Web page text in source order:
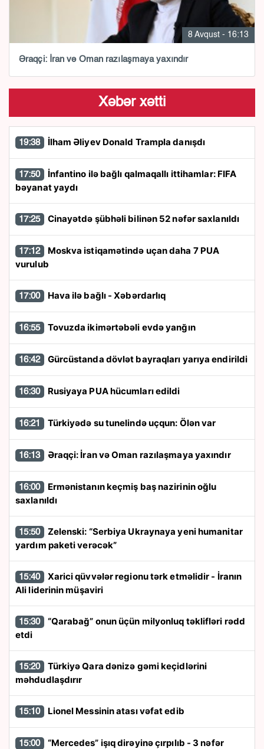
8 Avqust - 16:13
Əraqçi: İran və Oman razılaşmaya yaxındır
Xəbər xətti
19:38 İlham Əliyev Donald Trampla danışdı
17:50
bəyanat yaydı
17:25 Cinayətdə şübhəli bilinən 52 nəfər saxlanıldı
17:12
vurulub
17:00 Hava ilə bağlı - Xəbərdarlıq
16:55 Tovuzda ikimərtəbəli evdə yanğın
16:42 Gürcüstanda dövlət bayraqları yarıya endirildi
16:30 Rusiyaya PUA hücumları edildi
16:21 Türkiyədə su tunelində uçqun: Ölən var
16:13 Əraqçi: İran və Oman razılaşmaya yaxındır
16:00
saxlanıldı
15:50
yardım paketi verəcək”
15:40
Ali liderinin müşaviri
15:30
etdi
15:20
məhdudlaşdırır
15:10 Lionel Messinin atası vəfat edib
15:00